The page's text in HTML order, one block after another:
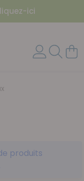
ici
produits